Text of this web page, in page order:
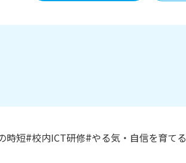
時短 校内ICT研修 やる気・自信を育てる